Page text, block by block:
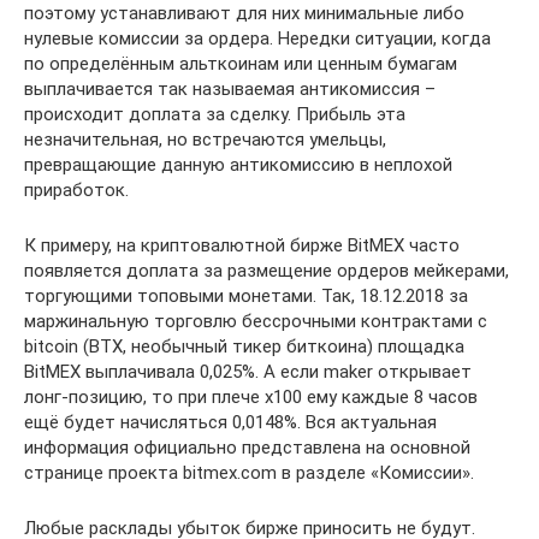
поэтому устанавливают для них минимальные либо
нулевые комиссии за ордера. Нередки ситуации, когда
по определённым альткоинам или ценным бумагам
выплачивается так называемая антикомиссия –
происходит доплата за сделку. Прибыль эта
незначительная, но встречаются умельцы,
превращающие данную антикомиссию в неплохой
приработок.
К примеру, на криптовалютной бирже BitMEX часто
появляется доплата за размещение ордеров мейкерами,
торгующими топовыми монетами. Так, 18.12.2018 за
маржинальную торговлю бессрочными контрактами с
bitcoin (BTX, необычный тикер биткоина) площадка
BitMEX выплачивала 0,025%. А если maker открывает
лонг-позицию, то при плече х100 ему каждые 8 часов
ещё будет начисляться 0,0148%. Вся актуальная
информация официально представлена на основной
странице проекта bitmex.com в разделе «Комиссии».
Любые расклады убыток бирже приносить не будут.